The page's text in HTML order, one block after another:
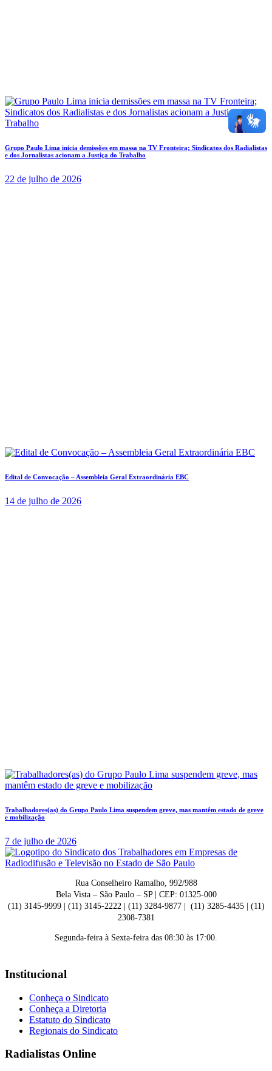
Grupo Paulo Lima inicia demissões em massa na TV Fronteira; Sindicatos dos Radialistas
e dos Jornalistas acionam a Justiça do Trabalho
22 de julho de 2026
Edital de Convocação – Assembleia Geral Extraordinária EBC
14 de julho de 2026
Trabalhadores(as) do Grupo Paulo Lima suspendem greve, mas mantêm estado de greve
e mobilização
7 de julho de 2026
Rua Conselheiro Ramalho, 992/988
Bela Vista – São Paulo – SP | CEP: 01325-000
(11) 3145-9999 | (11) 3145-2222 | (11) 3284-9877 | (11) 3285-4435 | (11)
2308-7381
Segunda-feira à Sexta-feira das 08:30 às 17:00.
Institucional
Conheça o Sindicato
Conheça a Diretoria
Estatuto do Sindicato
Regionais do Sindicato
Radialistas Online